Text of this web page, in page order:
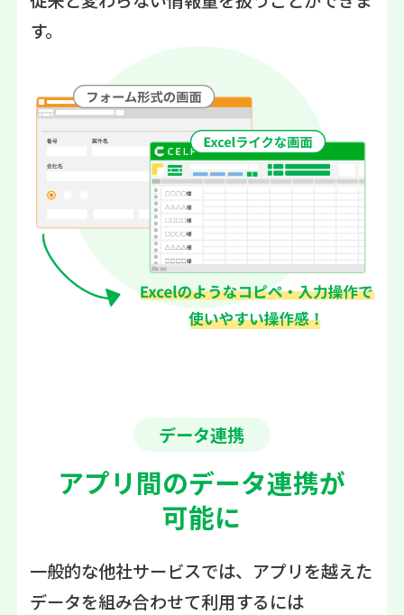
す。
データ連携
アプリ間のデータ連携が
可能に
一般的な他社サービスでは、アプリを越えた
データを組み合わせて利用するには